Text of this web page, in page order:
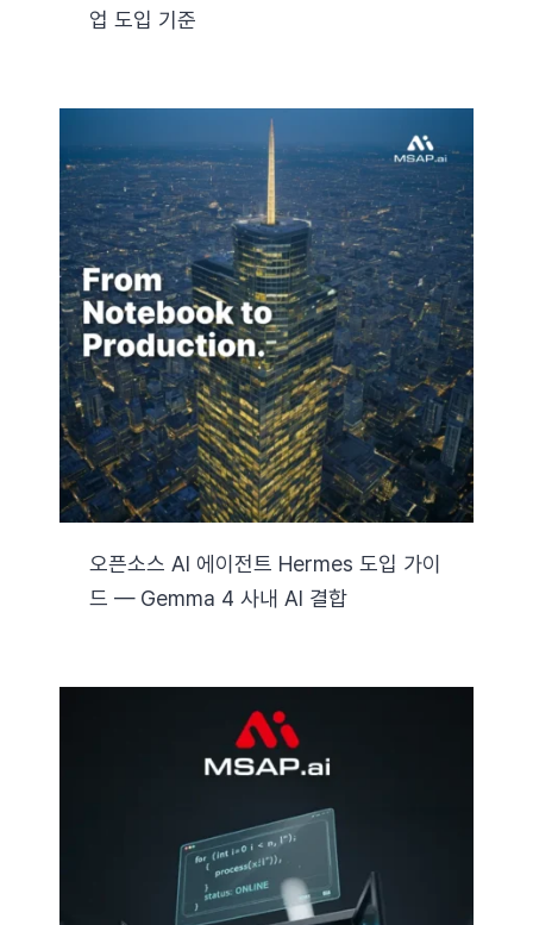
업 도입 기준
오픈소스 AI 에이전트 Hermes 도입 가이
드 — Gemma 4 사내 AI 결합